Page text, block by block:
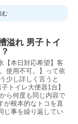
む
溢れ 男子トイ
【本日対応希望】客
使用不可。】って依
少し詳しく言うと
トイレ大便器1台】
ら何度も同じ内容で
が根本的なトコを直
じ事を繰り返してい